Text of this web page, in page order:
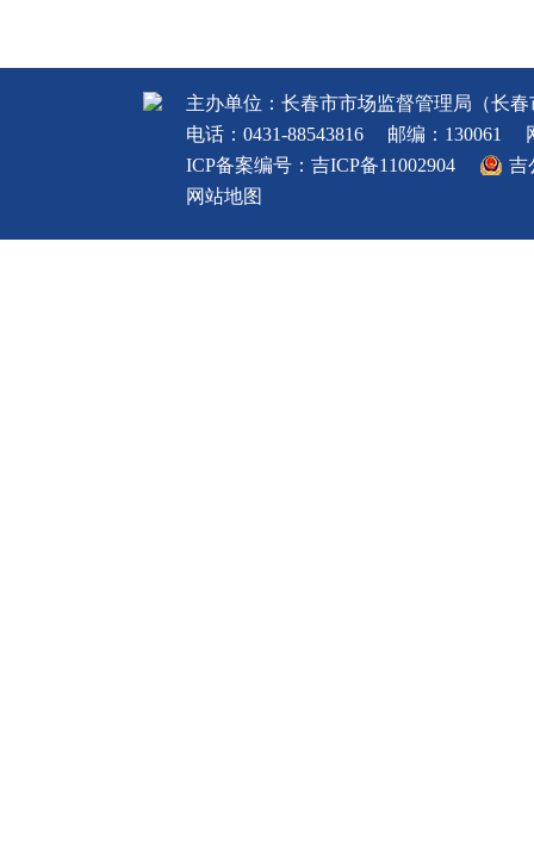
主办单位：长春市市场监督管理局（长
电话：0431-88543816
邮编：130061
ICP备案编号： 吉ICP备11002904
吉
网站地图